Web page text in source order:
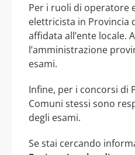
Per i ruoli di operatore
elettricista in Provincia
affidata all’ente locale.
l’amministrazione
esami.
Infine, per i concorsi di
Comuni stessi sono
degli esami.
Se stai cercando